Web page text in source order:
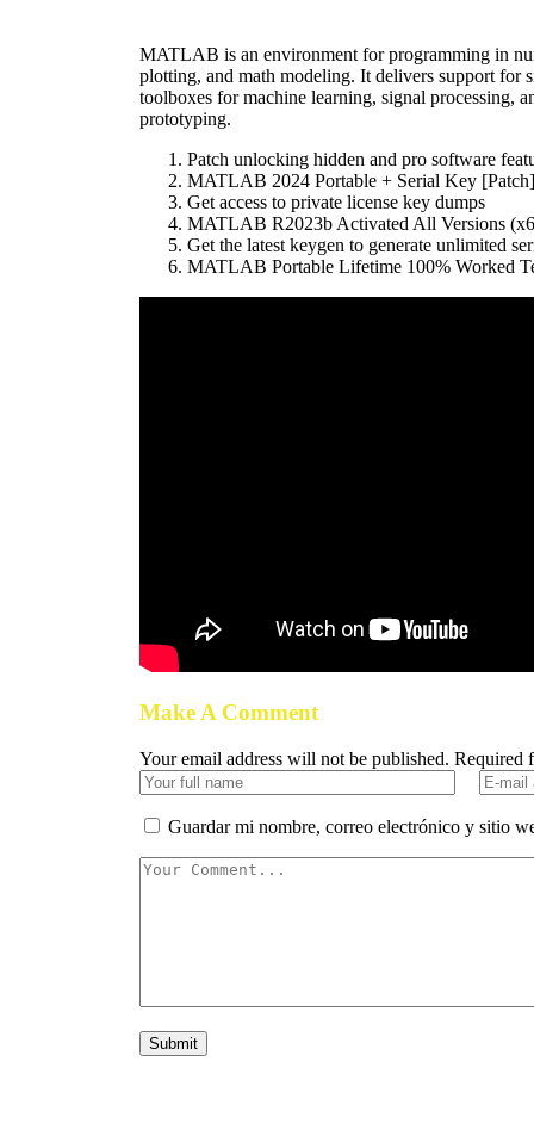
MATLAB is an environment for programming in
plotting, and math modeling. It delivers support for
toolboxes for machine learning, signal processing,
prototyping.
Patch unlocking hidden and pro software
MATLAB 2024 Portable + Serial Key
Get access to private license key dumps
MATLAB R2023b Activated All Versions
Get the latest keygen to generate unlimited
MATLAB Portable Lifetime 100% Worked
Make A Comment
Your email address will not be published. Required
Guardar mi nombre, correo electrónico y sitio